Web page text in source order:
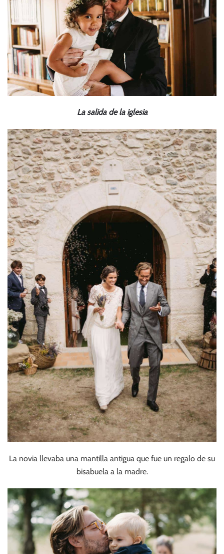
La salida de la iglesia
La novia llevaba una mantilla antigua que fue un regalo de su
bisabuela a la madre.